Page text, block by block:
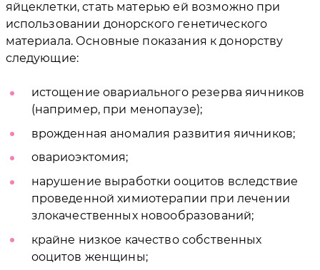
яйцеклетки, стать матерью ей возможно при
использовании донорского генетического
материала. Основные показания к донорству
следующие:
истощение овариального резерва яичников
(например, при менопаузе);
врожденная аномалия развития яичников;
овариоэктомия;
нарушение выработки ооцитов вследствие
проведенной химиотерапии при лечении
злокачественных новообразований;
крайне низкое качество собственных
ооцитов женщины;